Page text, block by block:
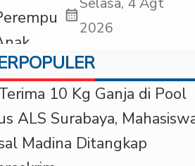
Bigmo terkait
Eksploitasi Anak
calendar_month
2026